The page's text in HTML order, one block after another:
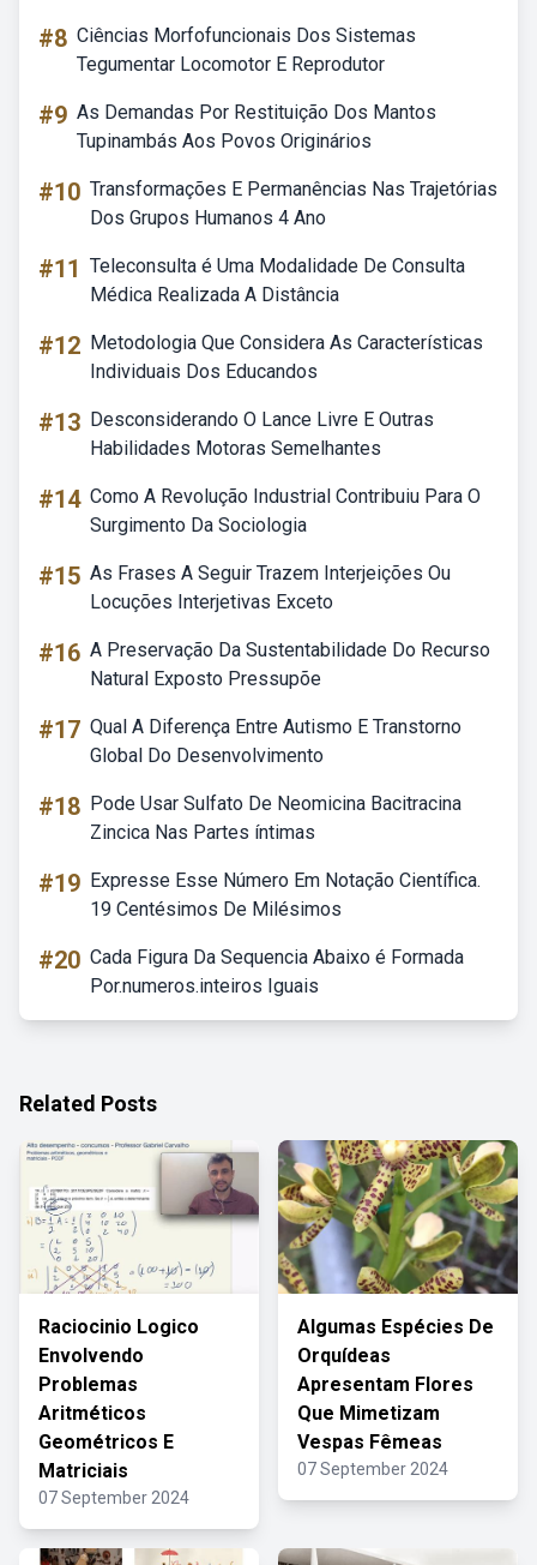
#8 Ciências Morfofuncionais Dos Sistemas
Tegumentar Locomotor E Reprodutor
#9 As Demandas Por Restituição Dos Mantos
Tupinambás Aos Povos Originários
#10 Transformações E Permanências Nas Trajetórias
Dos Grupos Humanos 4 Ano
#11 Teleconsulta é Uma Modalidade De Consulta
Médica Realizada A Distância
#12 Metodologia Que Considera As Características
Individuais Dos Educandos
#13 Desconsiderando O Lance Livre E Outras
Habilidades Motoras Semelhantes
#14 Como A Revolução Industrial Contribuiu Para O
Surgimento Da Sociologia
#15 As Frases A Seguir Trazem Interjeições Ou
Locuções Interjetivas Exceto
#16 A Preservação Da Sustentabilidade Do Recurso
Natural Exposto Pressupõe
#17 Qual A Diferença Entre Autismo E Transtorno
Global Do Desenvolvimento
#18 Pode Usar Sulfato De Neomicina Bacitracina
Zincica Nas Partes íntimas
#19 Expresse Esse Número Em Notação Científica.
19 Centésimos De Milésimos
#20 Cada Figura Da Sequencia Abaixo é Formada
Por.numeros.inteiros Iguais
Related Posts
Raciocinio Logico
Envolvendo
Problemas
Aritméticos
Geométricos E
Matriciais
07 September 2024
Algumas Espécies De
Orquídeas
Apresentam Flores
Que Mimetizam
Vespas Fêmeas
07 September 2024